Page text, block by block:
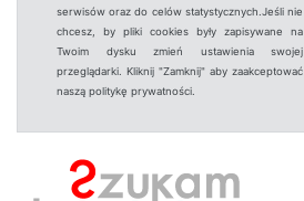
serwisów oraz do celów statystycznych.Jeśli nie
chcesz, by pliki cookies były zapisywane na
Twoim dysku zmień ustawienia swojej
przeglądarki. Kliknij "Zamknij" aby zaakceptować
naszą politykę prywatności.